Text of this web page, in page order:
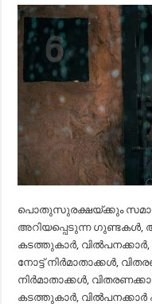
പൊതുസുരക്ഷയ്ക്കും
അറിയപ്പെടുന്ന ഗുണ്ടകൾ,
കടത്തുകാർ,
നോട്ട് നിർമാതാക്കൾ,
നിർമാതാക്കൾ,
കടത്തുകാർ, വിൽപനക്കാർ